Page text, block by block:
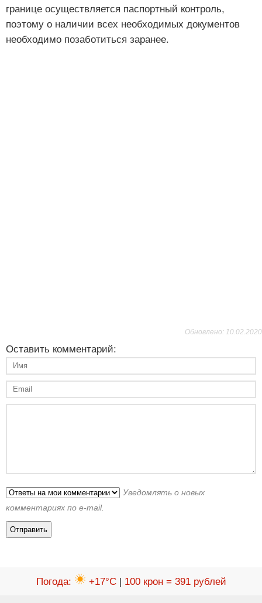
границе осуществляется паспортный контроль,
поэтому о наличии всех необходимых документов
необходимо позаботиться заранее.
Обновлено: 10.02.2020
Оставить комментарий:
Уведомлять о новых
комментариях по e-mail.
Погода: +17°C| 100 крон = 391 рублей